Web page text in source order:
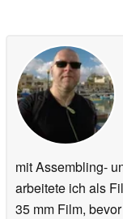
mit Assembling-
arbeitete ich als
35 mm Film,